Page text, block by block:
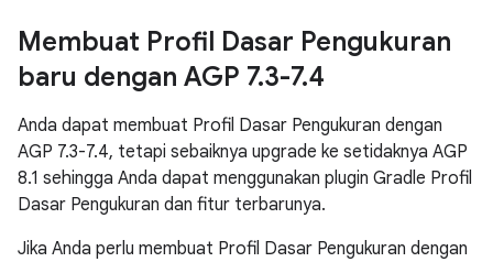
Membuat Profil Dasar Pengukuran
baru dengan AGP 7.3-7.4
Anda dapat membuat Profil Dasar Pengukuran dengan
AGP 7.3-7.4, tetapi sebaiknya upgrade ke setidaknya AGP
8.1 sehingga Anda dapat menggunakan plugin Gradle Profil
Dasar Pengukuran dan fitur terbarunya.
Jika Anda perlu membuat Profil Dasar Pengukuran dengan